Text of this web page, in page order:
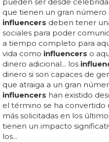
que tienen un gran número
influencers deben tener
sociales para poder
a tiempo completo para
vida como influencers o
dinero adicional... los
dinero si son capaces de
que atraiga a un gran
influencers han existido
el término se ha convertido
más solicitadas en los
tienen un impacto
los...